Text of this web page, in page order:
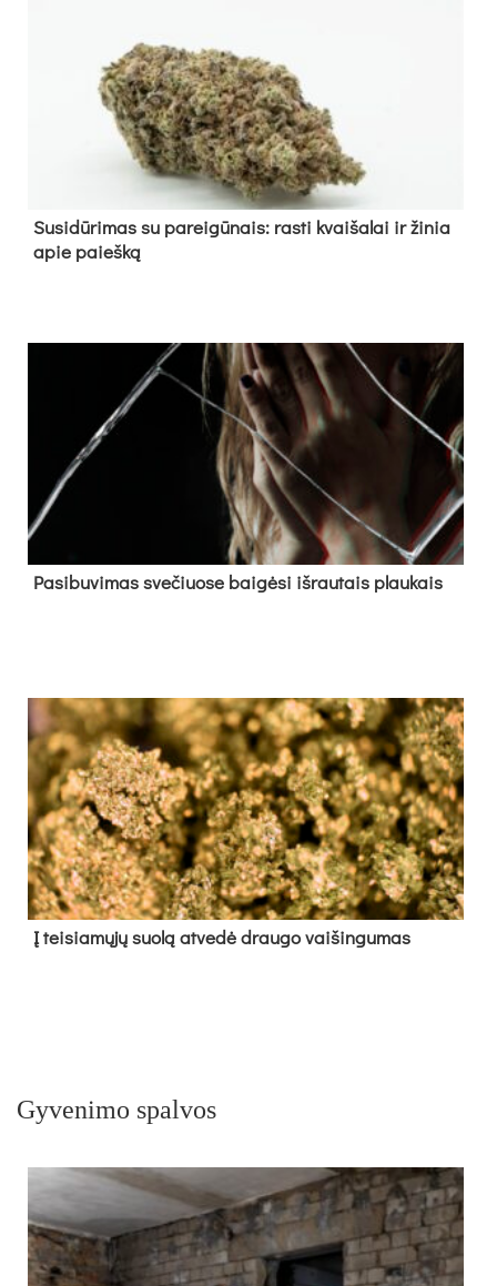
Su­si­dū­ri­mas su pa­rei­gū­nais: ras­ti kvai­ša­lai ir ži­nia
apie paieš­ką
Pa­si­bu­vi­mas sve­čiuo­se bai­gė­si iš­rau­tais plau­kais
Į tei­sia­mų­jų suo­lą at­ve­dė drau­go vai­šin­gu­mas
Gyvenimo spalvos